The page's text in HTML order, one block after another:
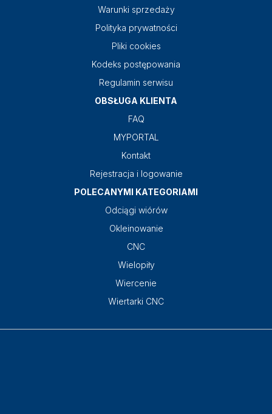
Warunki sprzedaży
Polityka prywatności
Pliki cookies
Kodeks postępowania
Regulamin serwisu
OBSŁUGA KLIENTA
FAQ
MYPORTAL
Kontakt
Rejestracja i logowanie
POLECANYMI KATEGORIAMI
Odciągi wiórów
Okleinowanie
CNC
Wielopiły
Wiercenie
Wiertarki CNC